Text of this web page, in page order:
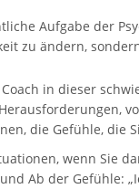
Aufgabe der
zu ändern,
in dieser
die Gefühle, die
wenn Sie
Ab der Gefühle: